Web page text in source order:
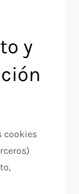
y
cookies